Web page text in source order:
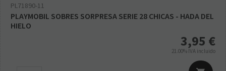
PL71890-11
PLAYMOBIL SOBRES SORPRESA SERIE 28 CHICAS - HADA DEL
HIELO
3,95 €
21.00% IVA incluido